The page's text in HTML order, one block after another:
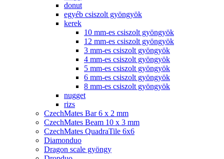
donut
egyéb csiszolt gyöngyök
kerek
10 mm-es csiszolt gyöngyök
12 mm-es csiszolt gyöngyök
3 mm-es csiszolt gyöngyök
4 mm-es csiszolt gyöngyök
5 mm-es csiszolt gyöngyök
6 mm-es csiszolt gyöngyök
8 mm-es csiszolt gyöngyök
nugget
rizs
CzechMates Bar 6 x 2 mm
CzechMates Beam 10 x 3 mm
CzechMates QuadraTile 6x6
Diamonduo
Dragon scale gyöngy